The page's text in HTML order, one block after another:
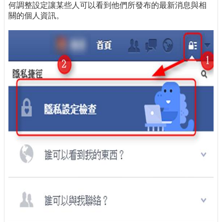
何調整設定讓某些人可以看到他們所發布的最新消息與相
關的個人資訊。